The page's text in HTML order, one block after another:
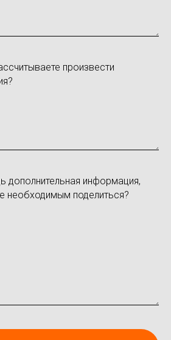
произвести
дополнительная информация,
необходимым поделиться?